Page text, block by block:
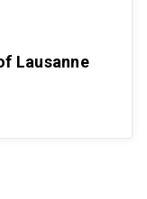
Lausanne